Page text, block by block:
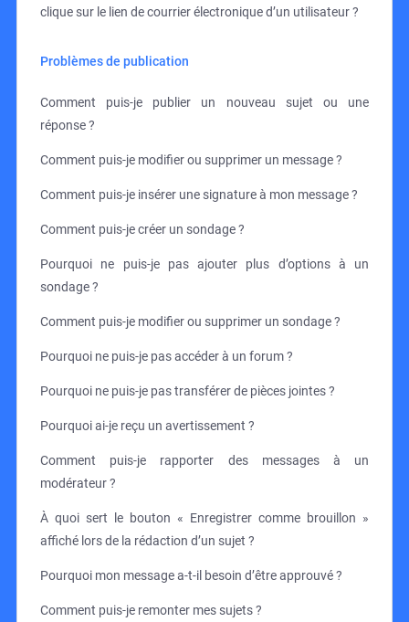
clique sur le lien de courrier électronique d’un utilisateur ?
Problèmes de publication
Comment puis-je publier un nouveau sujet ou une
réponse ?
Comment puis-je modifier ou supprimer un message ?
Comment puis-je insérer une signature à mon message ?
Comment puis-je créer un sondage ?
Pourquoi ne puis-je pas ajouter plus d’options à un
sondage ?
Comment puis-je modifier ou supprimer un sondage ?
Pourquoi ne puis-je pas accéder à un forum ?
Pourquoi ne puis-je pas transférer de pièces jointes ?
Pourquoi ai-je reçu un avertissement ?
Comment puis-je rapporter des messages à un
modérateur ?
À quoi sert le bouton « Enregistrer comme brouillon »
affiché lors de la rédaction d’un sujet ?
Pourquoi mon message a-t-il besoin d’être approuvé ?
Comment puis-je remonter mes sujets ?